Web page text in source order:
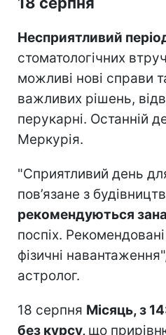
Несприятливий
стоматологічних
можливі нові справи
важливих рішень,
перукарні. Останній
Меркурія.
"Сприятливий день
пов’язане з
рекомендуються
поспіх.
фізичні
астролог.
18 серпня Місяць, з
без курсу, що